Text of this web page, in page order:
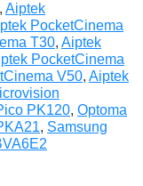
, Aiptek
PocketCinema
T30, Aiptek
PocketCinema
V50, Aiptek
PK120, Optoma
, Samsung